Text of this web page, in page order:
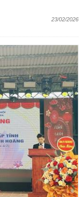
23/02/2026